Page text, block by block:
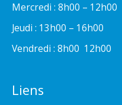
Mercredi : 8h00 – 12h00
Jeudi : 13h00 – 16h00
Vendredi : 8h00  12h00
Liens